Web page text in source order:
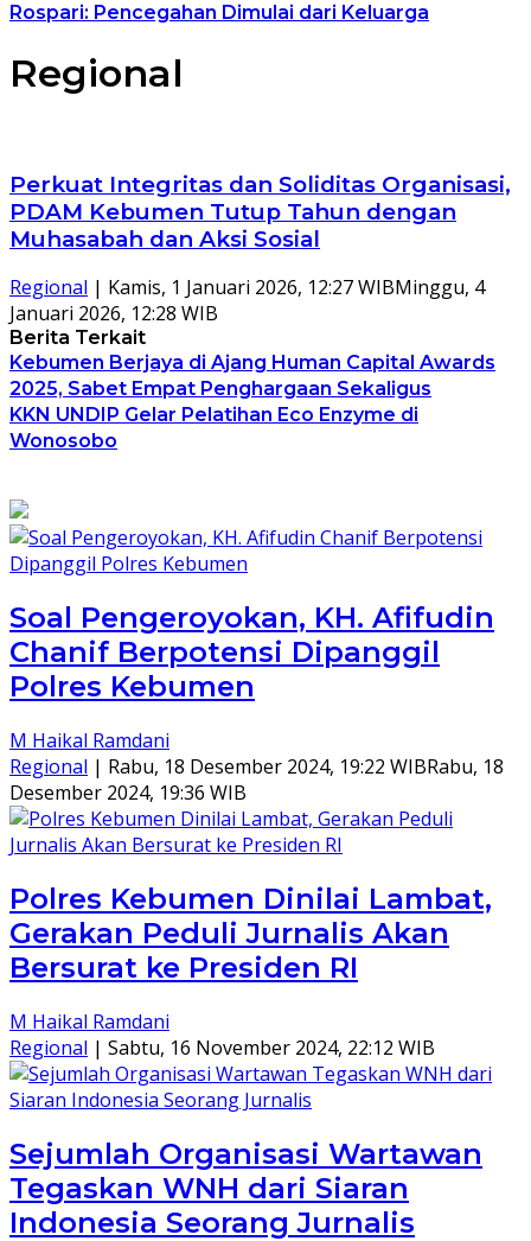
Rospari: Pencegahan Dimulai dari Keluarga
Regional
Perkuat Integritas dan Soliditas Organisasi,
PDAM Kebumen Tutup Tahun dengan
Muhasabah dan Aksi Sosial
Regional | Kamis, 1 Januari 2026, 12:27 WIBMinggu, 4
Januari 2026, 12:28 WIB
Berita Terkait
Kebumen Berjaya di Ajang Human Capital Awards
2025, Sabet Empat Penghargaan Sekaligus
KKN UNDIP Gelar Pelatihan Eco Enzyme di
Wonosobo
Soal Pengeroyokan, KH. Afifudin
Chanif Berpotensi Dipanggil
Polres Kebumen
M Haikal Ramdani
Regional | Rabu, 18 Desember 2024, 19:22 WIBRabu, 18
Desember 2024, 19:36 WIB
Polres Kebumen Dinilai Lambat,
Gerakan Peduli Jurnalis Akan
Bersurat ke Presiden RI
M Haikal Ramdani
Regional | Sabtu, 16 November 2024, 22:12 WIB
Sejumlah Organisasi Wartawan
Tegaskan WNH dari Siaran
Indonesia Seorang Jurnalis